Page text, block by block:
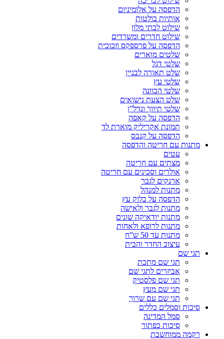
הדפסה על אלומיניום
אותיות בולטות
שילוט לבתי מלון
שילוט חדרים ומשרדים
הדפסה על פרספקס וזכוכית
שלטים מוארים
שלטי דגל
שלט תאורה לבניין
שלטי עץ
שלטי הכוונה
שלט הצעת נישואים
שלטי תיווך ונדל”ן
הדפסה על קאפה
תמונת אקריליק מוארת לד
הדפסה על קנבס
מתנות עם חריטה והדפסה
עטים
מצתים עם חריטה
אולרים וסכינים עם חריטה
ארנקים לגבר
מתנות למנהל
הדפסה על בלוק עץ
מתנות לגבר ולאישה
מתנות יודאיקה שונים
מתנות לרופא ולאחות
מתנות עד 50 ש”ח
עיצוב החדר והבית
תגי שם
תגי שם מתכת
אביזרים לתגי שם
תגי שם פלסטיק
תגי שם מעץ
תגי שם עם שרוך
סיכות וסמלים כללים
סמל המדינה
סיכות כפתור
רקמה ממוחשבת